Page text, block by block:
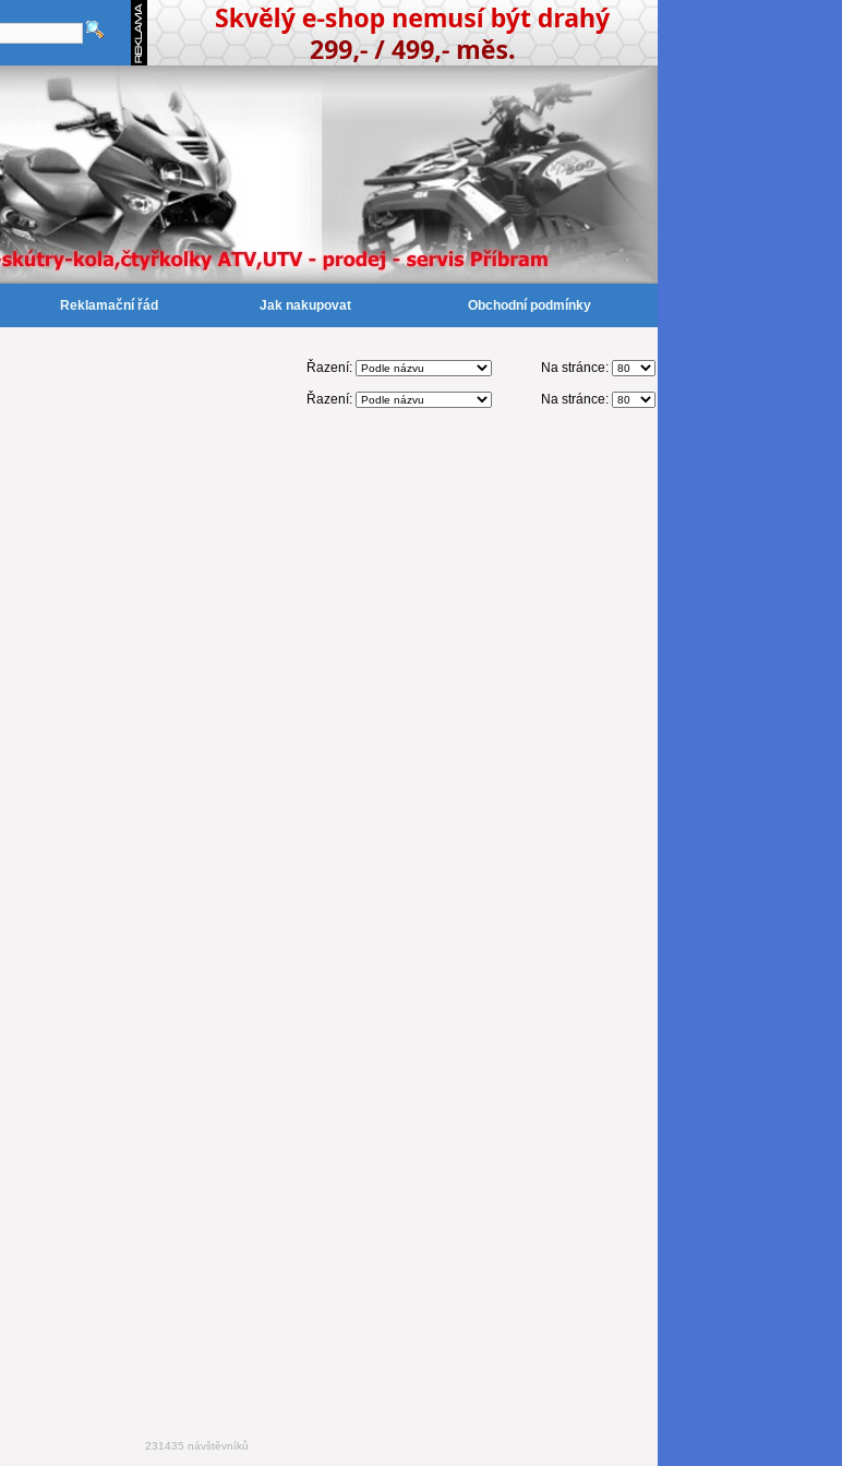
Reklamační řád Jak nakupovat Obchodní podmínky
Řazení: Na stránce:
Řazení: Na stránce:
231435 návštěvníků